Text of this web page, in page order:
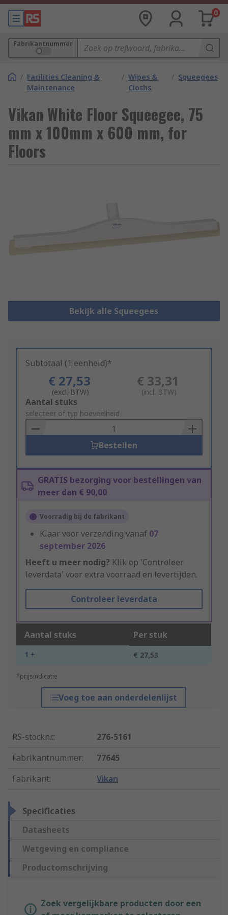
0
Fabrikantnummer
/ Facilities Cleaning &
Maintenance
/ Wipes &
Cloths
/ Squeegees
Vikan White Floor Squeegee, 75
mm x 100mm x 600 mm, for
Floors
Bekijk alle Squeegees
Subtotaal (1 eenheid)*
€ 27,53
(excl. BTW)
€ 33,31
(incl. BTW)
Add
to
Basket
Aantal stuks
selecteer of typ hoeveelheid
Bestellen
GRATIS bezorging voor bestellingen van
meer dan € 90,00
Voorradig bij de fabrikant
Klaar voor verzending vanaf 07
september 2026
Heeft u meer nodig? Klik op 'Controleer
leverdata' voor extra voorraad en levertijden.
Controleer leverdata
Aantal stuks Per stuk
1 + € 27,53
*prijsindicatie
Voeg toe aan onderdelenlijst
RS-stocknr.:
276-5161
Fabrikantnummer:
77645
Fabrikant: Vikan
Specificaties
Datasheets
Wetgeving en compliance
Productomschrijving
Zoek vergelijkbare producten door een